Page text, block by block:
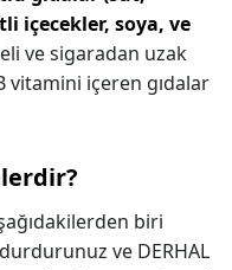
içecekler, soya, ve
ve sigaradan uzak
vitamini içeren gıdalar
biri
ve DERHAL